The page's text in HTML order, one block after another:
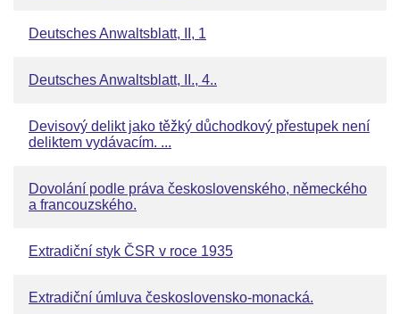
Deutsches Anwaltsblatt, II, 1
Deutsches Anwaltsblatt, II., 4..
Devisový delikt jako těžký důchodkový přestupek není
deliktem vydávacím. ...
Dovolání podle práva československého, německého
a francouzského.
Extradiční styk ČSR v roce 1935
Extradiční úmluva československo-monacká.